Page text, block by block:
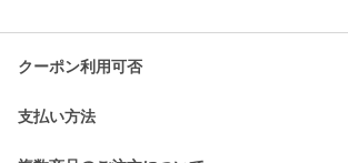
クーポン利用可否
支払い方法